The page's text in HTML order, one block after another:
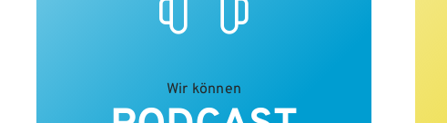
Wir können